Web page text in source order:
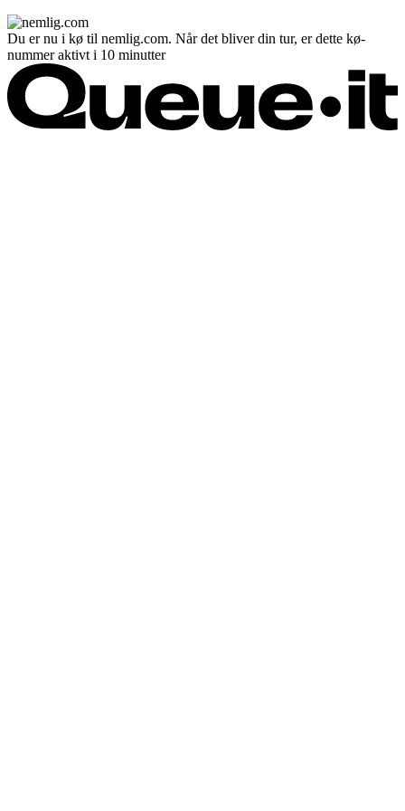
Du er nu i kø til nemlig.com. Når det bliver din tur, er dette kø-
nummer aktivt i 10 minutter